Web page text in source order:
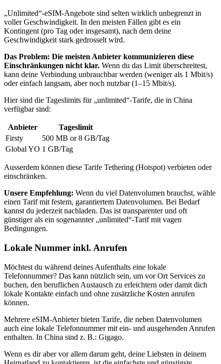
„Unlimited“-eSIM-Angebote sind selten wirklich unbegrenzt in
voller Geschwindigkeit. In den meisten Fällen gibt es ein
Kontingent (pro Tag oder insgesamt), nach dem deine
Geschwindigkeit stark gedrosselt wird.
Das Problem: Die meisten Anbieter kommunizieren diese
Einschränkungen nicht klar. Wenn du das Limit überschreitest,
kann deine Verbindung unbrauchbar werden (weniger als 1 Mbit/s)
oder einfach langsam, aber noch nutzbar (1–15 Mbit/s).
Hier sind die Tageslimits für „unlimited“-Tarife, die in China
verfügbar sind:
Anbieter
Tageslimit
Firsty
500 MB or 8 GB/Tag
Global YO 1 GB/Tag
Ausserdem können diese Tarife Tethering (Hotspot) verbieten oder
einschränken.
Unsere Empfehlung: Wenn du viel Datenvolumen brauchst, wähle
einen Tarif mit festem, garantiertem Datenvolumen. Bei Bedarf
kannst du jederzeit nachladen. Das ist transparenter und oft
günstiger als ein sogenannter „unlimited“-Tarif mit vagen
Bedingungen.
Lokale Nummer inkl. Anrufen
Möchtest du während deines Aufenthalts eine lokale
Telefonnummer? Das kann nützlich sein, um vor Ort Services zu
buchen, den beruflichen Austausch zu erleichtern oder damit dich
lokale Kontakte einfach und ohne zusätzliche Kosten anrufen
können.
Mehrere eSIM-Anbieter bieten Tarife, die neben Datenvolumen
auch eine lokale Telefonnummer mit ein- und ausgehenden Anrufen
enthalten. In China sind z. B.: Gigago.
Wenn es dir aber vor allem darum geht, deine Liebsten in deinem